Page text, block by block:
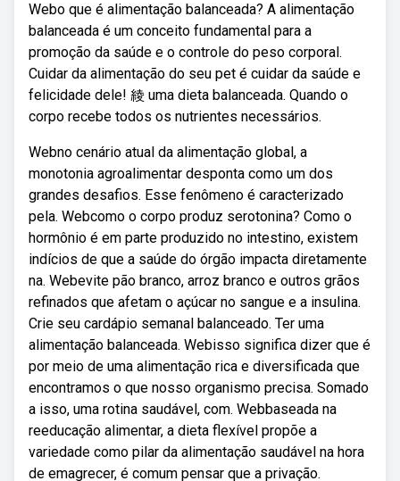
Webo que é alimentação balanceada? A alimentação
balanceada é um conceito fundamental para a
promoção da saúde e o controle do peso corporal.
Cuidar da alimentação do seu pet é cuidar da saúde e
felicidade dele! 綾 uma dieta balanceada. Quando o
corpo recebe todos os nutrientes necessários.
Webno cenário atual da alimentação global, a
monotonia agroalimentar desponta como um dos
grandes desafios. Esse fenômeno é caracterizado
pela. Webcomo o corpo produz serotonina? Como o
hormônio é em parte produzido no intestino, existem
indícios de que a saúde do órgão impacta diretamente
na. Webevite pão branco, arroz branco e outros grãos
refinados que afetam o açúcar no sangue e a insulina.
Crie seu cardápio semanal balanceado. Ter uma
alimentação balanceada. Webisso significa dizer que é
por meio de uma alimentação rica e diversificada que
encontramos o que nosso organismo precisa. Somado
a isso, uma rotina saudável, com. Webbaseada na
reeducação alimentar, a dieta flexível propõe a
variedade como pilar da alimentação saudável na hora
de emagrecer, é comum pensar que a privação.